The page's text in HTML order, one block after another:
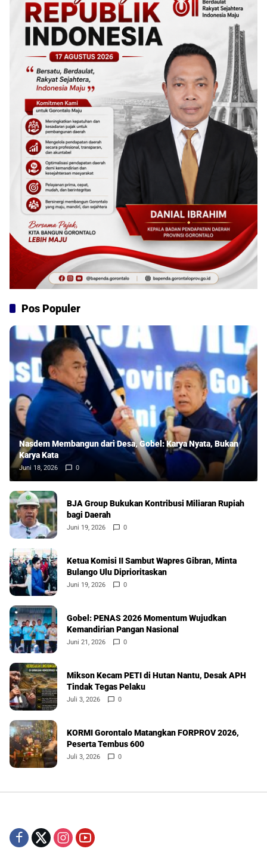
Pos Populer
Nasdem Membangun dari Desa, Gobel: Karya Nyata, Bukan
Karya Kata
Juni 18, 2026 0
BJA Group Bukukan Kontribusi Miliaran Rupiah
bagi Daerah
Juni 19, 2026 0
Ketua Komisi II Sambut Wapres Gibran, Minta
Bulango Ulu Diprioritaskan
Juni 19, 2026 0
Gobel: PENAS 2026 Momentum Wujudkan
Kemandirian Pangan Nasional
Juni 21, 2026 0
Mikson Kecam PETI di Hutan Nantu, Desak APH
Tindak Tegas Pelaku
Juli 3, 2026 0
KORMI Gorontalo Matangkan FORPROV 2026,
Peserta Tembus 600
Juli 3, 2026 0